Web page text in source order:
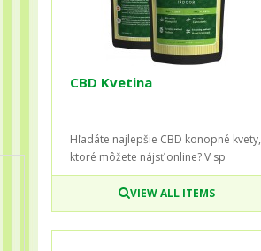
CBD Kvetina
Hľadáte najlepšie CBD konopné kvety,
ktoré môžete nájsť online? V sp
VIEW ALL ITEMS